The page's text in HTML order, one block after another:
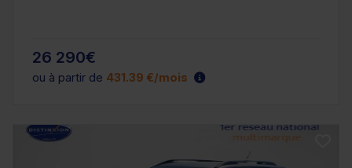
26 290€
ou à partir de 431.39 €/mois